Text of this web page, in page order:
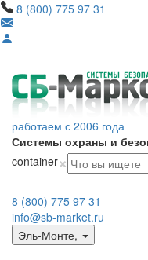
8 (800) 775 97 31
работаем с 2006 года
Системы охраны и
container×
8 (800) 775 97 31
info@sb-market.ru
Эль-Монте,